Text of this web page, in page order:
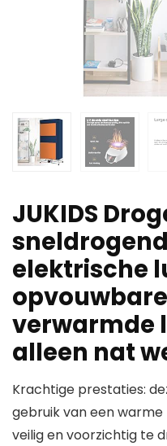
JUKIDS
elektrische
verwarmde
alleen nat
Krachtige prestaties:
gebruik van een
veilig en voorzichtig te